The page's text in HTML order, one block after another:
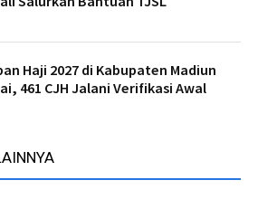
Haji 2027 di Kabupaten Madiun
461 CJH Jalani Verifikasi Awal